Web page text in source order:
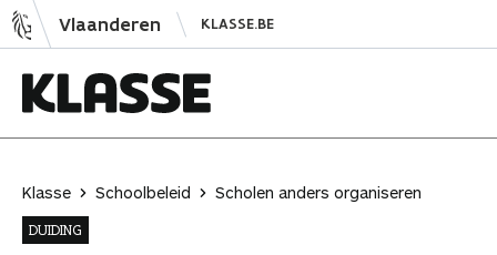
N
a
Vlaanderen KLASSE.BE
a
s
s
Klasse Schoolbeleid
Scholen anders organiseren
DUIDING